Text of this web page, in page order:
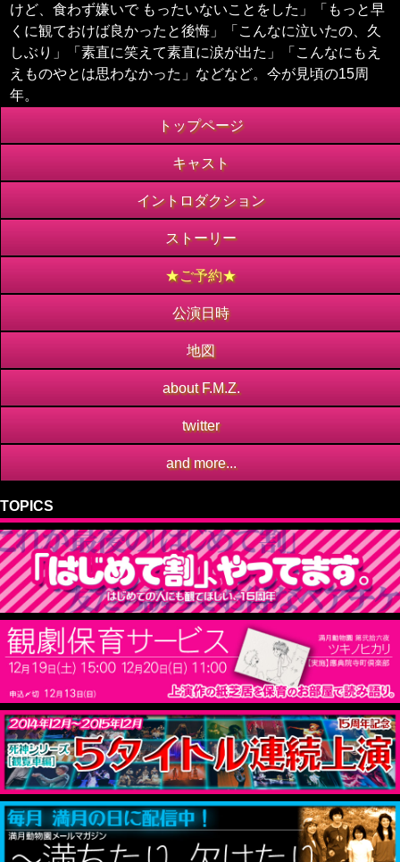
けど、食わず嫌いで もったいないことをした」「もっと早
くに観ておけば良かったと後悔」「こんなに泣いたの、久
しぶり」「素直に笑えて素直に涙が出た」「こんなにもえ
えものやとは思わなかった」などなど。今が見頃の15周
年。
トップページ
キャスト
イントロダクション
ストーリー
★ご予約★
公演日時
地図
about F.M.Z.
twitter
and more...
TOPICS